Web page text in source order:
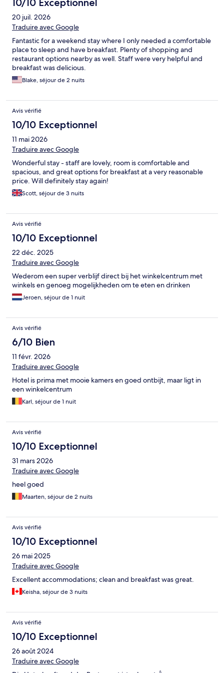
20 juil. 2026
Traduire avec Google
Fantastic for a weekend stay where I only needed a comfortable
place to sleep and have breakfast. Plenty of shopping and
restaurant options nearby as well. Staff were very helpful and
breakfast was delicious.
Blake, séjour de 2 nuits
Avis vérifié
10/10 Exceptionnel
11 mai 2026
Traduire avec Google
Wonderful stay - staff are lovely, room is comfortable and
spacious, and great options for breakfast at a very reasonable
price. Will definitely stay again!
Scott, séjour de 3 nuits
Avis vérifié
10/10 Exceptionnel
22 déc. 2025
Traduire avec Google
Wederom een super verblijf direct bij het winkelcentrum met
winkels en genoeg mogelijkheden om te eten en drinken
Jeroen, séjour de 1 nuit
Avis vérifié
6/10 Bien
11 févr. 2026
Traduire avec Google
Hotel is prima met mooie kamers en goed ontbijt, maar ligt in
een winkelcentrum
Karl, séjour de 1 nuit
Avis vérifié
10/10 Exceptionnel
31 mars 2026
Traduire avec Google
heel goed
Maarten, séjour de 2 nuits
Avis vérifié
10/10 Exceptionnel
26 mai 2025
Traduire avec Google
Excellent accommodations; clean and breakfast was great.
Keisha, séjour de 3 nuits
Avis vérifié
10/10 Exceptionnel
26 août 2024
Traduire avec Google